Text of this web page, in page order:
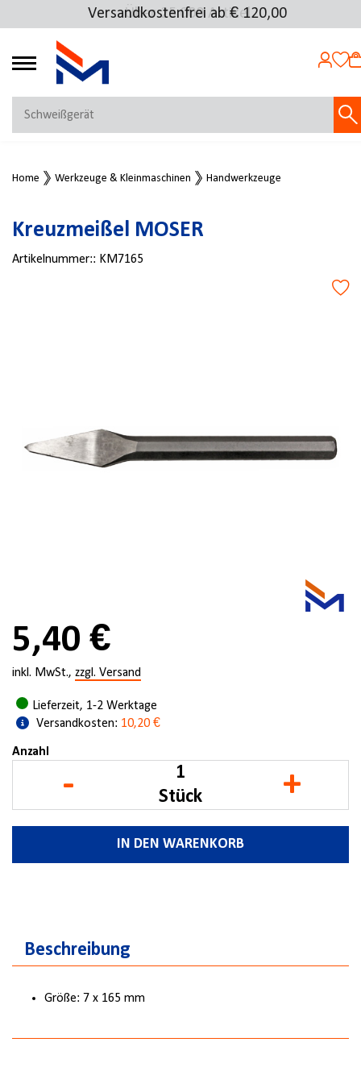
Über 25.000 Artikel
Versandkostenfrei ab € 120,00
4.72
MEIN KONTO
Jetzt anmelden
NEU BEI FMOSER?
Jetzt registrieren
Home Werkzeuge & Kleinmaschinen Handwerkzeuge
Kreuzmeißel MOSER
Artikelnummer:: KM7165
5,40 €
inkl. MwSt., zzgl. Versand
Lieferzeit, 1-2 Werktage
Versandkosten: 10,20 €
Anzahl
- Stück +
IN DEN WARENKORB
Beschreibung
Größe: 7 x 165 mm